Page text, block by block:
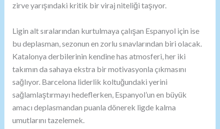
zirve yarışındaki kritik bir viraj niteliği taşıyor.
Ligin alt sıralarından kurtulmaya çalışan Espanyol için ise
bu deplasman, sezonun en zorlu sınavlarından biri olacak.
Katalonya derbilerinin kendine has atmosferi, her iki
takımın da sahaya ekstra bir motivasyonla çıkmasını
sağlıyor. Barcelona liderlik koltuğundaki yerini
sağlamlaştırmayı hedeflerken, Espanyol’un en büyük
amacı deplasmandan puanla dönerek ligde kalma
umutlarını tazelemek.